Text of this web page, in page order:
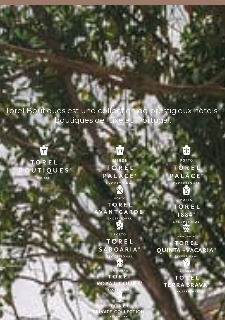
Torel Boutiquesest une collection de prestigieux hôtels-
boutiques de luxe au Portugal.